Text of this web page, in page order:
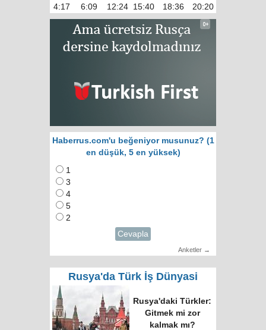
4:17
6:09 12:24 15:40 18:36 20:20
Haberrus.com'u beğeniyor musunuz? (1
en düşük, 5 en yüksek)
1
3
4
5
2
Cevapla
Anketler →
Rusya'da Türk İş Dünyasi
Rusya'daki Türkler:
Gitmek mi zor
kalmak mı?